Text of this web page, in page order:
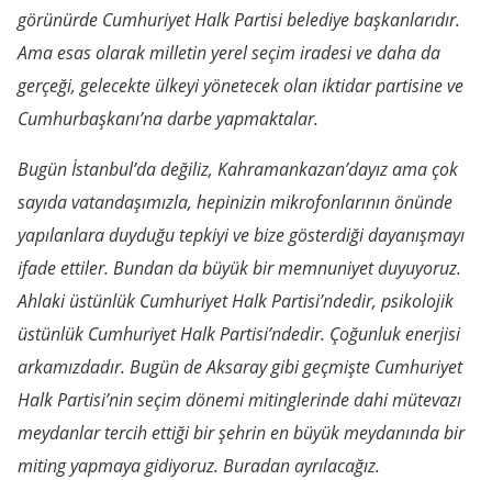
görünürde Cumhuriyet Halk Partisi belediye başkanlarıdır.
Ama esas olarak milletin yerel seçim iradesi ve daha da
gerçeği, gelecekte ülkeyi yönetecek olan iktidar partisine ve
Cumhurbaşkanı’na darbe yapmaktalar.
Bugün İstanbul’da değiliz, Kahramankazan’dayız ama çok
sayıda vatandaşımızla, hepinizin mikrofonlarının önünde
yapılanlara duyduğu tepkiyi ve bize gösterdiği dayanışmayı
ifade ettiler. Bundan da büyük bir memnuniyet duyuyoruz.
Ahlaki üstünlük Cumhuriyet Halk Partisi’ndedir, psikolojik
üstünlük Cumhuriyet Halk Partisi’ndedir. Çoğunluk enerjisi
arkamızdadır. Bugün de Aksaray gibi geçmişte Cumhuriyet
Halk Partisi’nin seçim dönemi mitinglerinde dahi mütevazı
meydanlar tercih ettiği bir şehrin en büyük meydanında bir
miting yapmaya gidiyoruz. Buradan ayrılacağız.